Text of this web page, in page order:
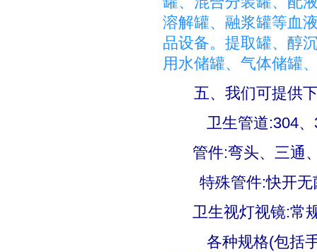
溶解罐、融浆罐等血
品设备。提取罐、醇
用水储罐、气体储罐
五、我们可提供
卫生管道:304、
管件:弯头、三通、
特殊管件:快开无
卫生视灯视镜:常规
各种规格(包括手